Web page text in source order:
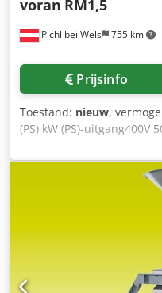
Pichl bei Wels 755 km
voran RM1,5
Prijsinfo
Toestand: nieuw,
(PS) kW (PS)-uitgang400V
Toevoegingen: lengte500
hoogte met standaard1
uitblaashoogte1 615 mm
standaard)25 / 40
en